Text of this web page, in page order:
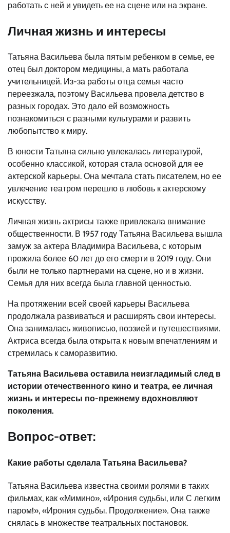
работать с ней и увидеть ее на сцене или на экране.
Личная жизнь и интересы
Татьяна Васильева была пятым ребенком в семье, ее
отец был доктором медицины, а мать работала
учительницей. Из-за работы отца семья часто
переезжала, поэтому Васильева провела детство в
разных городах. Это дало ей возможность
познакомиться с разными культурами и развить
любопытство к миру.
В юности Татьяна сильно увлекалась литературой,
особенно классикой, которая стала основой для ее
актерской карьеры. Она мечтала стать писателем, но ее
увлечение театром перешло в любовь к актерскому
искусству.
Личная жизнь актрисы также привлекала внимание
общественности. В 1957 году Татьяна Васильева вышла
замуж за актера Владимира Васильева, с которым
прожила более 60 лет до его смерти в 2019 году. Они
были не только партнерами на сцене, но и в жизни.
Семья для них всегда была главной ценностью.
На протяжении всей своей карьеры Васильева
продолжала развиваться и расширять свои интересы.
Она занималась живописью, поэзией и путешествиями.
Актриса всегда была открыта к новым впечатлениям и
стремилась к саморазвитию.
Татьяна Васильева оставила неизгладимый след в
истории отечественного кино и театра, ее личная
жизнь и интересы по-прежнему вдохновляют
поколения.
Вопрос-ответ:
Какие работы сделала Татьяна Васильева?
Татьяна Васильева известна своими ролями в таких
фильмах, как «Мимино», «Ирония судьбы, или С легким
паром!», «Ирония судьбы. Продолжение». Она также
снялась в множестве театральных постановок.